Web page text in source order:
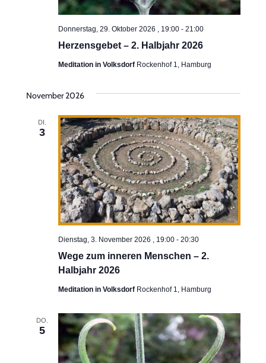
Herzensgebet – 2. Halbjahr 2026
Donnerstag, 29. Oktober 2026 , 19:00- 21:00
Meditation in Volksdorf Rockenhof 1, Hamburg
November 2026
DI.
3
Wege zum inneren Menschen – 2.
Halbjahr 2026
Dienstag, 3. November 2026 , 19:00- 20:30
Meditation in Volksdorf Rockenhof 1, Hamburg
DO.
5